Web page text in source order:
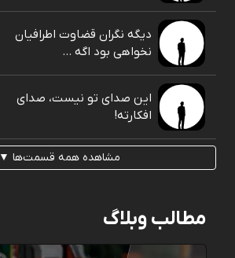
دیگه نگران قضاوت اطرافیان
نخواهی بود اگه ...
این صدای تو نیست، صدای
افکارته!
مشاهده همه قسمت‌ها ▼
مطالب وبلاگ